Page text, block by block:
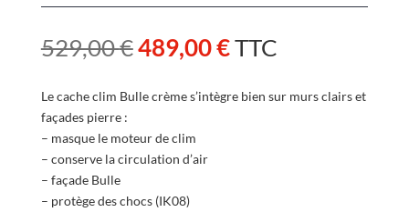
529,00€Le
initial
était :
529,00 €.
489,00€Le
actuel
est :
TTC
Le cache clim Bulle crème s’intègre bien sur murs clairs et
façades pierre :
– masque le moteur de clim
– conserve la circulation d’air
– façade Bulle
– protège des chocs (IK08)